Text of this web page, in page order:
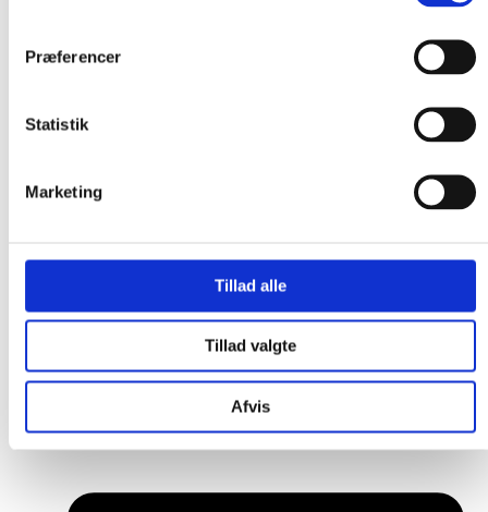
Præferencer
Statistik
Marketing
Tillad alle
Tillad valgte
Afvis